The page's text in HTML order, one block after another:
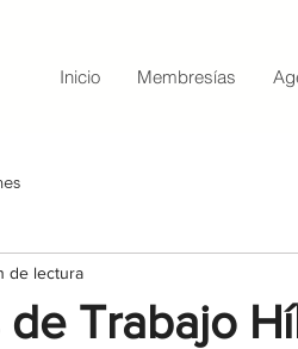
Inicio Membresías
Trabajo
de lectura